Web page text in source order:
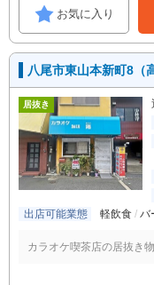
お気に入り
八尾市東山本新町8（
居抜き
出店可能業態
軽飲食 バ
カラオケ喫茶店の居抜き